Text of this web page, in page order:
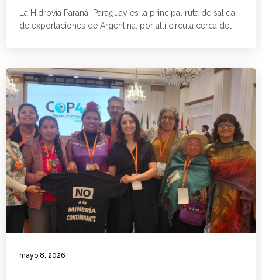
La Hidrovía Paraná–Paraguay es la principal ruta de salida
de exportaciones de Argentina: por allí circula cerca del
mayo 8, 2026